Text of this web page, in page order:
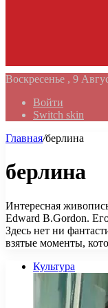
Воскресенье , 9
Войти
Switch skin
Главная/берлина
берлина
Интересная
Edward B.Gordon.
Здесь нет ни
взятые моменты,
Культура